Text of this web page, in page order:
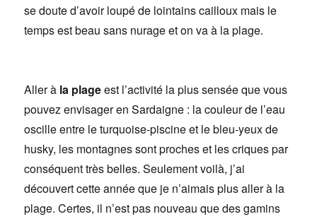
se doute d’avoir loupé de lointains cailloux mais le
temps est beau sans nurage et on va à la plage.
Aller à la plageest l’activité la plus sensée que vous
pouvez envisager en Sardaigne : la couleur de l’eau
oscille entre le turquoise-piscine et le bleu-yeux de
husky, les montagnes sont proches et les criques par
conséquent très belles. Seulement voilà, j’ai
découvert cette année que je n’aimais plus aller à la
plage. Certes, il n’est pas nouveau que des gamins